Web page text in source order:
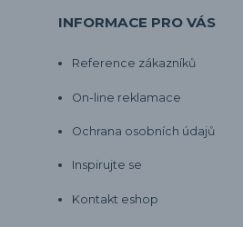
INFORMACE PRO VÁS
Reference zákazníků
On-line reklamace
Ochrana osobních údajů
Inspirujte se
Kontakt eshop